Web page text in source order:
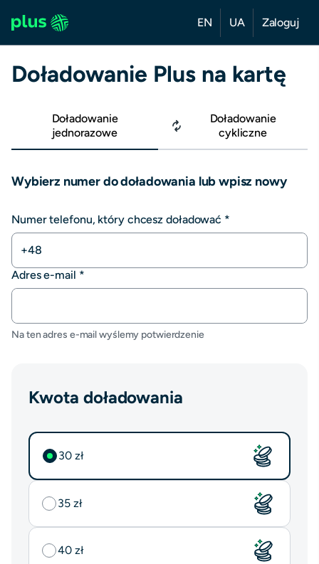
EN UA Zaloguj
Doładowanie Plus na kartę
Doładowanie
jednorazowe
Doładowanie
cykliczne
Wybierz numer do doładowania lub wpisz nowy
Numer telefonu, który chcesz doładować *
+48
Adres e-mail *
Na ten adres e-mail wyślemy potwierdzenie
Kwota doładowania
Wybrano
30 zł
Nie wybrano
35 zł
Nie wybrano
40 zł